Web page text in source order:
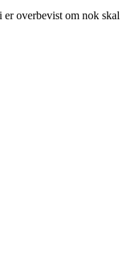
overbevist om nok skal